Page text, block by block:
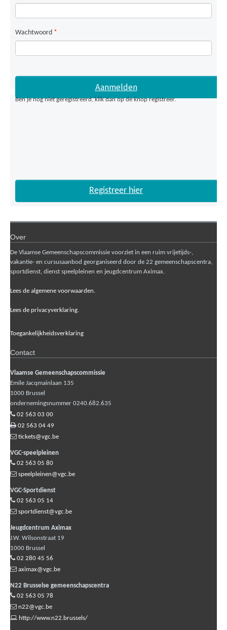
Wachtwoord *
Ben je nog niet geregistreerd, klik dan op de knop registreer.
Registreer hier
Over
De Vlaamse Gemeenschapscommissie voorziet in een ruim vrijetijds-,
vakantie- en cursusaanbod georganiseerd door de 22 gemeenschapscentra,
sportdienst, dienst speelpleinen en jeugdcentrum Aximax.
Lees de algemene voorwaarden.
Lees de privacyverklaring.
Toegankelijkheidsverklaring
Contact
Vlaamse Gemeenschapscommissie
Emile Jacqmainlaan 135
1000 Brussel
ondernemingsnummer 0240.682.635
02 563 03 00
02 563 04 49
tickets@vgc.be
VGC-speelpleinen
02 563 05 80
speelpleinen@vgc.be
VGC-Sportdienst
02 563 05 14
sportdienst@vgc.be
Jeugdcentrum Aximax
J.W. Wilsonstraat 19
1000 Brussel
02 280 45 56
aximax@vgc.be
N22 Brusselse gemeenschapscentra
02 563 05 78
n22@vgc.be
http://www.n22.brussels/